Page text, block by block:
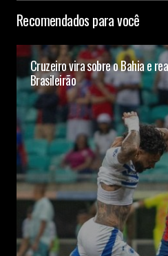
Recomendados para você
Cruzeiro vira sobre o Bahia e
Brasileirão